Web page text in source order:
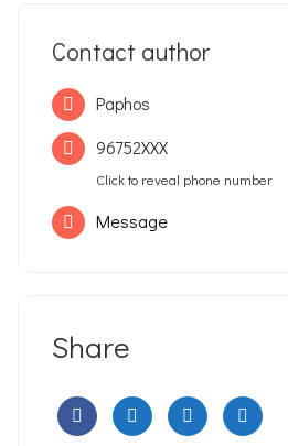
Contact author
Paphos
96752XXX
Click to reveal phone number
Message
Share